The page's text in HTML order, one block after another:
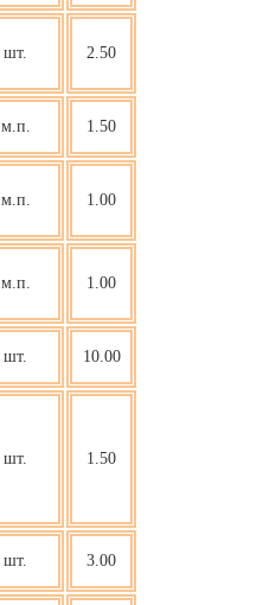
шт. 2.50
м.п. 1.50
м.п. 1.00
м.п. 1.00
шт. 10.00
шт. 1.50
шт. 3.00